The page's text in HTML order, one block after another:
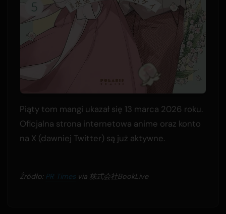
Piąty tom mangi ukazał się 13 marca 2026 roku.
Oficjalna strona internetowa anime oraz konto
na X (dawniej Twitter) są już aktywne.
Źródło: PR Timesvia 株式会社BookLive